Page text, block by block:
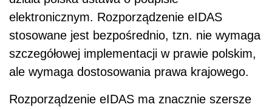
elektronicznym. Rozporządzenie eIDAS
stosowane jest bezpośrednio, tzn. nie wymaga
szczegółowej implementacji w prawie polskim,
ale wymaga dostosowania prawa krajowego.
Rozporządzenie eIDAS ma znacznie szersze